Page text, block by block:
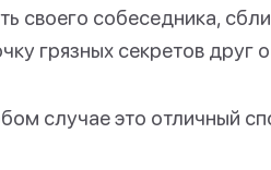
своего собеседника,
грязных секретов друг
случае это отличный